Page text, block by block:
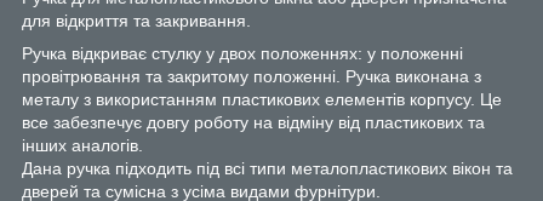
для відкриття та закривання.
Ручка відкриває стулку у двох положеннях: у положенні
провітрювання та закритому положенні. Ручка виконана з
металу з використанням пластикових елементів корпусу. Це
все забезпечує довгу роботу на відміну від пластикових та
інших аналогів.
Дана ручка підходить під всі типи металопластикових вікон та
дверей та сумісна з усіма видами фурнітури.